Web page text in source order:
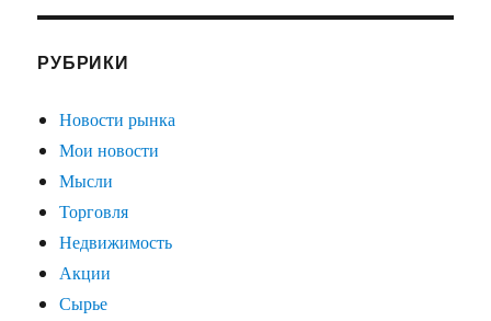
РУБРИКИ
Новости рынка
Мои новости
Мысли
Торговля
Недвижимость
Акции
Сырье